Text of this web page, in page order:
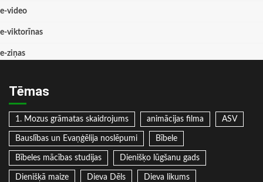
e-video
e-viktorīnas
e-ziņas
Tēmas
1. Mozus grāmatas skaidrojums animācijas filma ASV
Bauslības un Evaņģēlija noslēpumi Bībele
Bībeles mācības studijas Dienišķo lūgšanu gads
Dienišķā maize Dieva Dēls Dieva likums